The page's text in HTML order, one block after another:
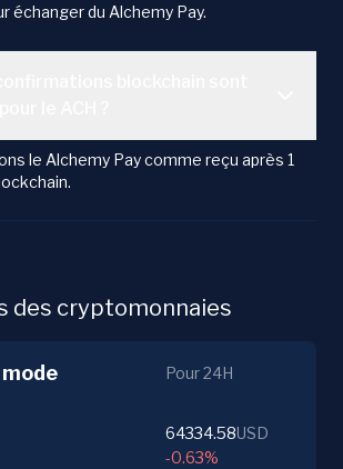
échanger du Alchemy Pay.
le Alchemy Pay comme reçu après 1
des cryptomonnaies
Pour 24H
64334.58USD
-0.63%